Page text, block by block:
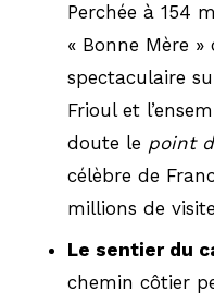
Perchée à 154
« Bonne Mère
spectaculaire
Frioul et
doute le point
célèbre de
millions de
Le sentier du
chemin côtier